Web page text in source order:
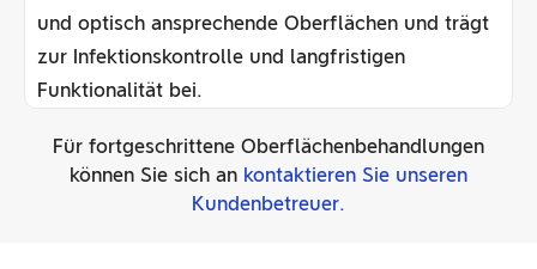
und optisch ansprechende Oberflächen und trägt
zur Infektionskontrolle und langfristigen
Funktionalität bei.
Für fortgeschrittene Oberflächenbehandlungen
können Sie sich an kontaktieren Sie unseren
Kundenbetreuer.